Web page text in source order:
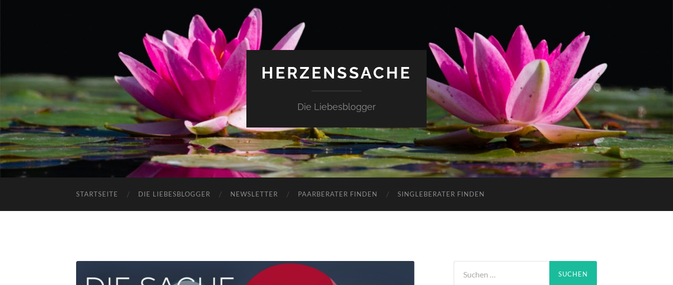
HERZENSSACHE
Die Liebesblogger
STARTSEITE DIE LIEBESBLOGGER NEWSLETTER PAARBERATER FINDEN SINGLEBERATER FINDEN
nach: